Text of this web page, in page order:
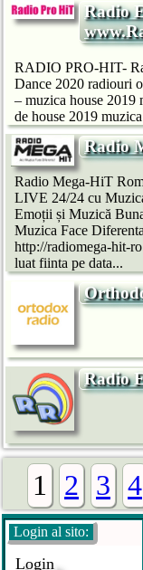
Radio
RADIO PRO-HIT-
Dance 2020 radiouri
– muzica house 2019
de house 2019
Radio
Radio Mega-HiT
LIVE 24/24 cu
Emoții și Muzică
Muzica Face
http://radiomega-hit-
luat fiinta pe data...
Radio
1 2 3 4
Login al sito:
Login